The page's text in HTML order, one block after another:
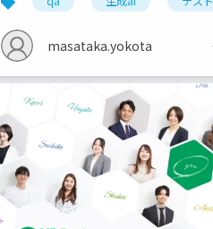
masataka.yokota